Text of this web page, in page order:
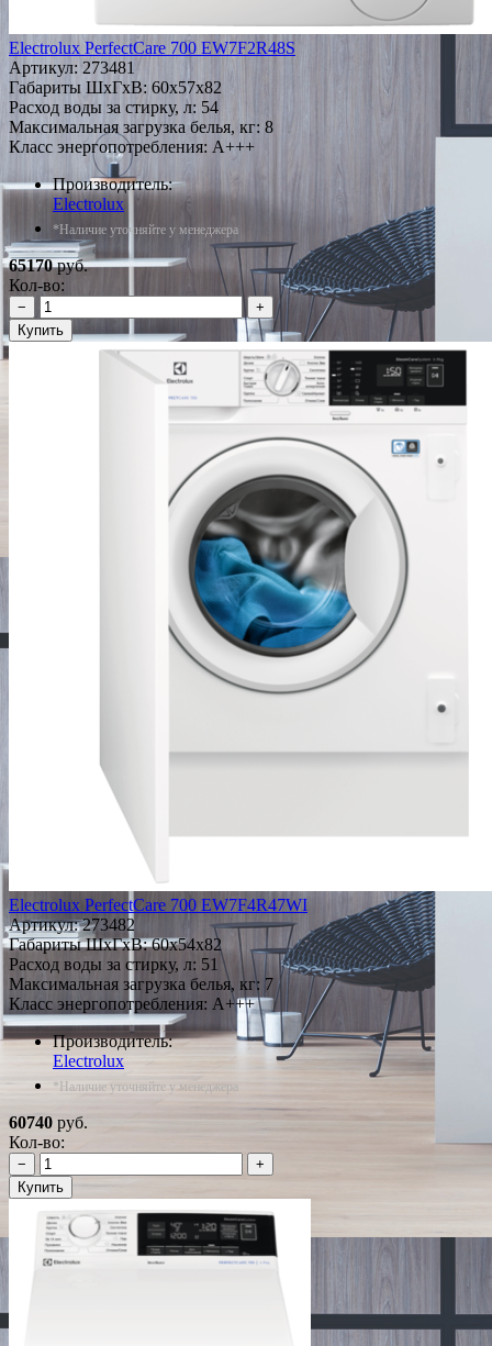
Electrolux PerfectCare 700 EW7F2R48S
Артикул: 273481
Габариты ШxГxВ: 60x57x82
Расход воды за стирку, л: 54
Максимальная загрузка белья, кг: 8
Класс энергопотребления: A+++
Производитель:
Electrolux
*Наличие уточняйте у менеджера
65170руб.
Кол-во:
−
+
Купить
Electrolux PerfectCare 700 EW7F4R47WI
Артикул:273482
Габариты ШxГxВ: 60x54x82
Расход воды за стирку, л: 51
Максимальная загрузка белья, кг: 7
Класс энергопотребления: A+++
Производитель:
Electrolux
*Наличие уточняйте у менеджера
60740 руб.
Кол-во:
−
+
Купить